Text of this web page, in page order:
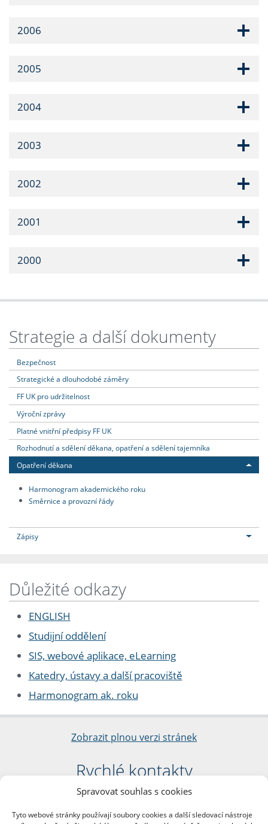
Spravovat souhlas s cookies
Tyto webové stránky používají soubory cookies a další sledovací nástroje
2006
2005
2004
2003
2002
2001
2000
Strategie a další dokumenty
Bezpečnost
Strategické a dlouhodobé záměry
FF UK pro udržitelnost
Výroční zprávy
Platné vnitřní předpisy FF UK
Rozhodnutí a sdělení děkana, opatření a sdělení tajemníka
Opatření děkana
Harmonogram akademického roku
Směrnice a provozní řády
Zápisy
Důležité odkazy
ENGLISH
Studijní oddělení
SIS, webové aplikace, eLearning
Katedry, ústavy a další pracoviště
Harmonogram ak. roku
Zobrazit plnou verzi stránek
Rychlé kontakty
Filozofická fakulta
nám. Jana Palacha 1/2